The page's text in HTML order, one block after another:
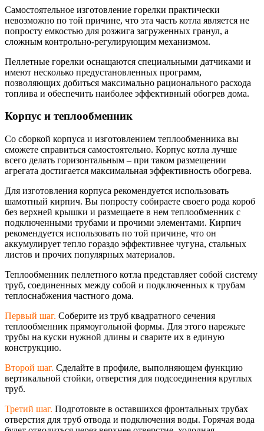
Самостоятельное изготовление горелки практически
невозможно по той причине, что эта часть котла является не
попросту емкостью для розжига загруженных гранул, а
сложным контрольно-регулирующим механизмом.
Пеллетные горелки оснащаются специальными датчиками и
имеют несколько предустановленных программ,
позволяющих добиться максимально рационального расхода
топлива и обеспечить наиболее эффективный обогрев дома.
Корпус и теплообменник
Со сборкой корпуса и изготовлением теплообменника вы
сможете справиться самостоятельно. Корпус котла лучше
всего делать горизонтальным – при таком размещении
агрегата достигается максимальная эффективность обогрева.
Для изготовления корпуса рекомендуется использовать
шамотный кирпич. Вы попросту собираете своего рода короб
без верхней крышки и размещаете в нем теплообменник с
подключенными трубами и прочими элементами. Кирпич
рекомендуется использовать по той причине, что он
аккумулирует тепло гораздо эффективнее чугуна, стальных
листов и прочих популярных материалов.
Теплообменник пеллетного котла представляет собой систему
труб, соединенных между собой и подключенных к трубам
теплоснабжения частного дома.
Первый шаг. Соберите из труб квадратного сечения
теплообменник прямоугольной формы. Для этого нарежьте
трубы на куски нужной длины и сварите их в единую
конструкцию.
Второй шаг. Сделайте в профиле, выполняющем функцию
вертикальной стойки, отверстия для подсоединения круглых
труб.
Третий шаг. Подготовьте в оставшихся фронтальных трубах
отверстия для труб отвода и подключения воды. Горячая вода